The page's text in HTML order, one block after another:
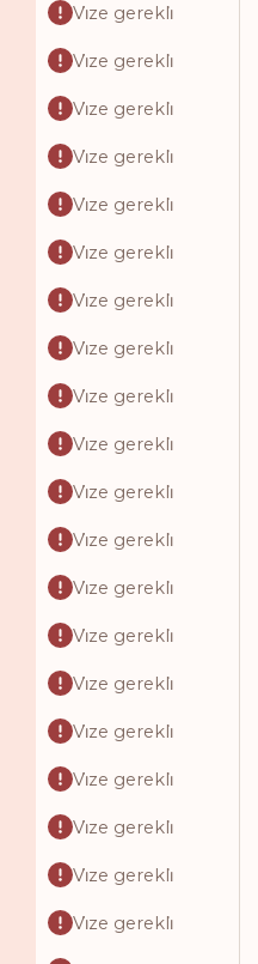
Vi̇ze gerekli̇
Vi̇ze gerekli̇
Vi̇ze gerekli̇
Vi̇ze gerekli̇
Vi̇ze gerekli̇
Vi̇ze gerekli̇
Vi̇ze gerekli̇
Vi̇ze gerekli̇
Vi̇ze gerekli̇
Vi̇ze gerekli̇
Vi̇ze gerekli̇
Vi̇ze gerekli̇
Vi̇ze gerekli̇
Vi̇ze gerekli̇
Vi̇ze gerekli̇
Vi̇ze gerekli̇
Vi̇ze gerekli̇
Vi̇ze gerekli̇
Vi̇ze gerekli̇
Vi̇ze gerekli̇